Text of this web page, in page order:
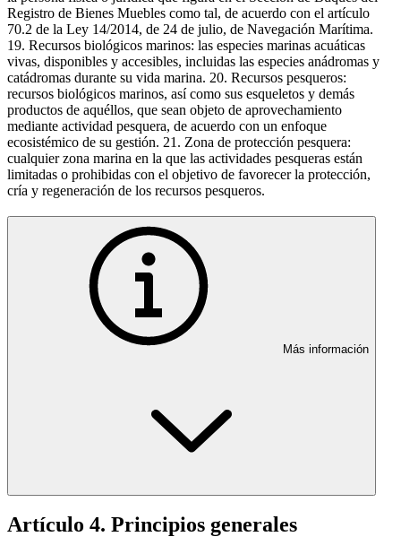
Registro de Bienes Muebles como tal, de acuerdo con el artículo
70.2 de la Ley 14/2014, de 24 de julio, de Navegación Marítima.
19. Recursos biológicos marinos: las especies marinas acuáticas
vivas, disponibles y accesibles, incluidas las especies anádromas y
catádromas durante su vida marina. 20. Recursos pesqueros:
recursos biológicos marinos, así como sus esqueletos y demás
productos de aquéllos, que sean objeto de aprovechamiento
mediante actividad pesquera, de acuerdo con un enfoque
ecosistémico de su gestión. 21. Zona de protección pesquera:
cualquier zona marina en la que las actividades pesqueras están
limitadas o prohibidas con el objetivo de favorecer la protección,
cría y regeneración de los recursos pesqueros.
Más información
Artículo 4. Principios generales